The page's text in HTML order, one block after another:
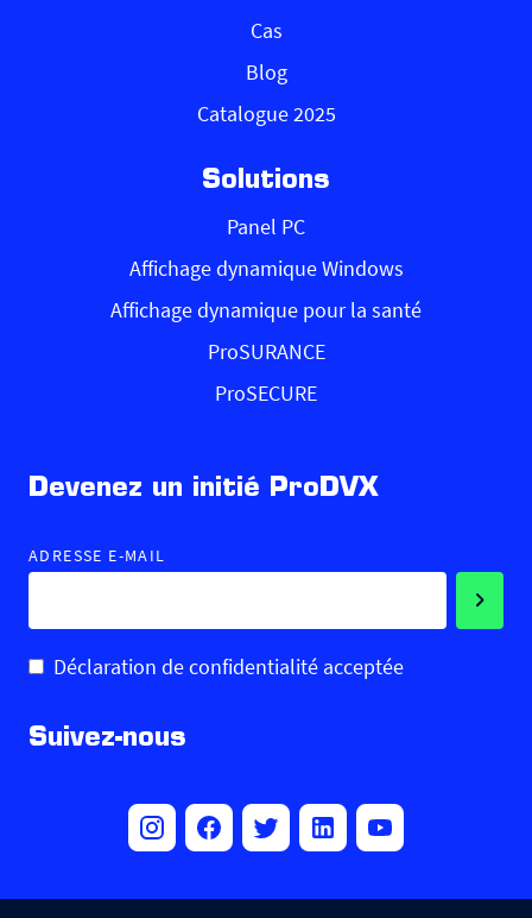
Cas
Blog
Catalogue 2025
Solutions
Panel PC
Affichage dynamique Windows
Affichage dynamique pour la santé
ProSURANCE
ProSECURE
Devenez un initié ProDVX
ADRESSE E-MAIL
Déclaration de confidentialité acceptée
Suivez-nous